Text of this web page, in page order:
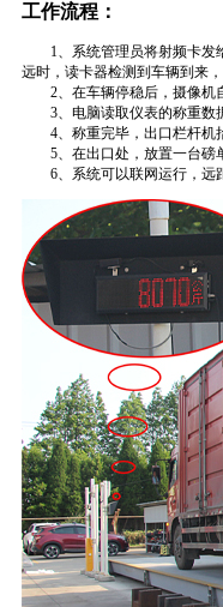
工作流程：
1、系统管理员将射频卡发
远时，读卡器检测到车辆到来
2、在车辆停稳后，摄像机
3、电脑读取仪表的称重数
4、称重完毕，出口栏杆机
5、在出口处，放置一台磅
6、系统可以联网运行，远